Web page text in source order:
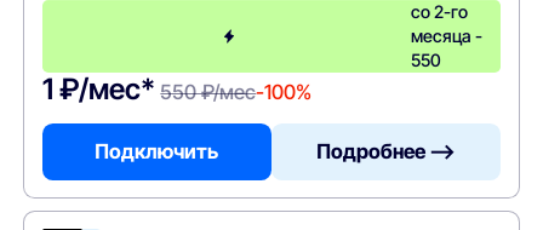
со 2-го
месяца -
550
1 ₽/мес* 550 ₽/мес-100%
Подключить Подробнее —>